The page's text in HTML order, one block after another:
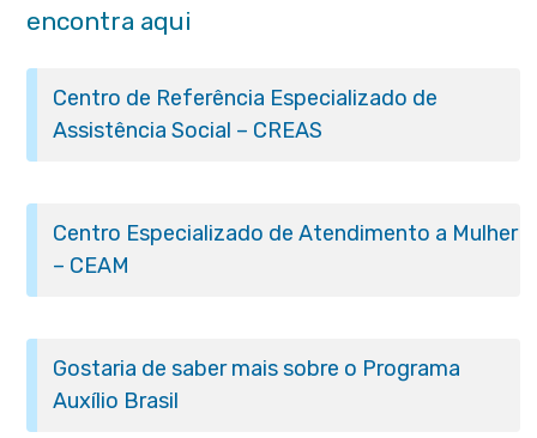
encontra aqui
Centro de Referência Especializado de
Assistência Social – CREAS
Centro Especializado de Atendimento a Mulher
– CEAM
Gostaria de saber mais sobre o Programa
Auxílio Brasil